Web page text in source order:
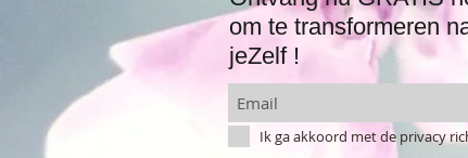
om te transformeren
jeZelf !
Ik ga akkoord met de privacy